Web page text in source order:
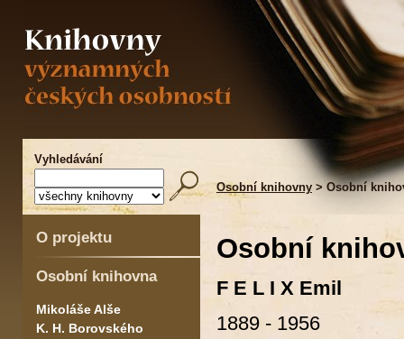
Vyhledávání
Osobní knihovny > Osobní
O projektu
Osobní knihovna
Mikoláše Alše
K. H. Borovského
Osobní
F E L I X Emil
1889 - 1956